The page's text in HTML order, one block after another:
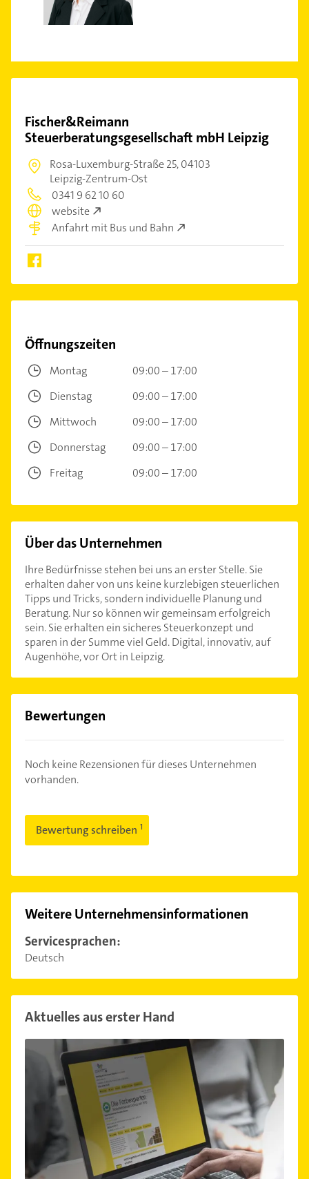
Fischer&Reimann
Steuerberatungsgesellschaft mbH Leipzig
Rosa-Luxemburg-Straße 25,04103
Leipzig-Zentrum-Ost
0341 9 62 10 60
website
Anfahrt mit Bus und Bahn
Öffnungszeiten
Montag
09:00 – 17:00
Dienstag
09:00 – 17:00
Mittwoch
09:00 – 17:00
Donnerstag
09:00 – 17:00
Freitag
09:00 – 17:00
Über das Unternehmen
Ihre Bedürfnisse stehen bei uns an erster Stelle. Sie
erhalten daher von uns keine kurzlebigen steuerlichen
Tipps und Tricks, sondern individuelle Planung und
Beratung. Nur so können wir gemeinsam erfolgreich
sein. Sie erhalten ein sicheres Steuerkonzept und
sparen in der Summe viel Geld. Digital, innovativ, auf
Augenhöhe, vor Ort in Leipzig.
Bewertungen
Noch keine Rezensionen für dieses Unternehmen
vorhanden.
Bewertung schreiben
Weitere Unternehmensinformationen
Servicesprachen:
Deutsch
Aktuelles aus erster Hand